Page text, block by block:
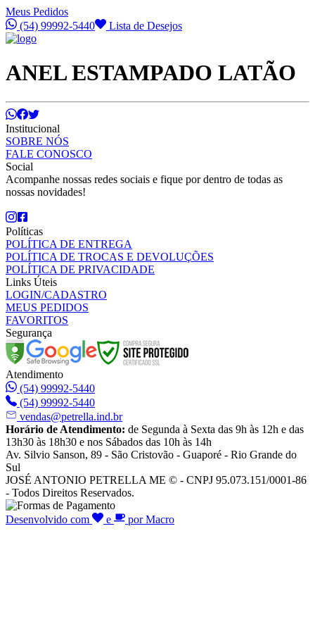
Meus Pedidos
(54) 99992-5440
Lista de Desejos
ANEL ESTAMPADO LATÃO
Institucional
SOBRE NÓS
FALE CONOSCO
Social
Acompanhe nossas redes sociais e fique por dentro de todas as
nossas novidades!
Políticas
POLÍTICA DE ENTREGA
POLÍTICA DE TROCAS E DEVOLUÇÕES
POLÍTICA DE PRIVACIDADE
Links Úteis
LOGIN/CADASTRO
MEUS PEDIDOS
FAVORITOS
Segurança
Atendimento
(54) 99992-5440
(54) 99992-5440
vendas@petrella.ind.br
Horário de Atendimento: de Segunda à Sexta das 9h às 12h e das
13h30 às 18h30 e nos Sábados das 10h às 14h
Av. Silvio Sanson, 89 - São Cristovão - Guaporé - Rio Grande do
Sul
JOSÉ ANTONIO PETRELLA ME © - CNPJ 95.073.151/0001-86
- Todos Direitos Reservados.
Desenvolvido com e por Macro